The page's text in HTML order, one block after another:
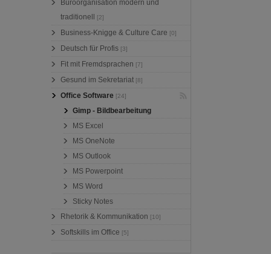
Büroorganisation modern und
traditionell
[2]
Business-Knigge & Culture Care [0]
Deutsch für Profis [3]
Fit mit Fremdsprachen [7]
Gesund im Sekretariat [8]
Office Software [24]
Gimp - Bildbearbeitung
MS Excel
MS OneNote
MS Outlook
MS Powerpoint
MS Word
Sticky Notes
Rhetorik & Kommunikation [10]
Softskills im Office [5]